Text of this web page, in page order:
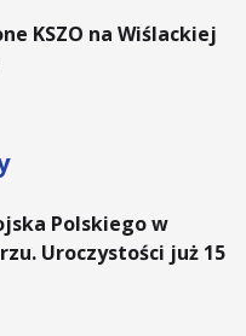
KSZO na Wiślackiej
Polskiego w
Uroczystości już 15